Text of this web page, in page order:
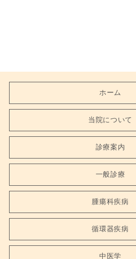
ホーム
当院について
診療案内
一般診療
腫瘍科疾病
循環器疾病
中医学